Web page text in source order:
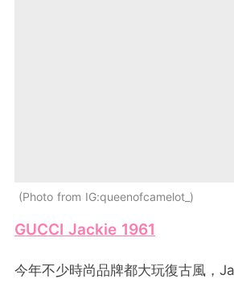
Photo from IG:queenofcamelot_
GUCCI Jackie 1961
今年不少時尚品牌都大玩復古風，